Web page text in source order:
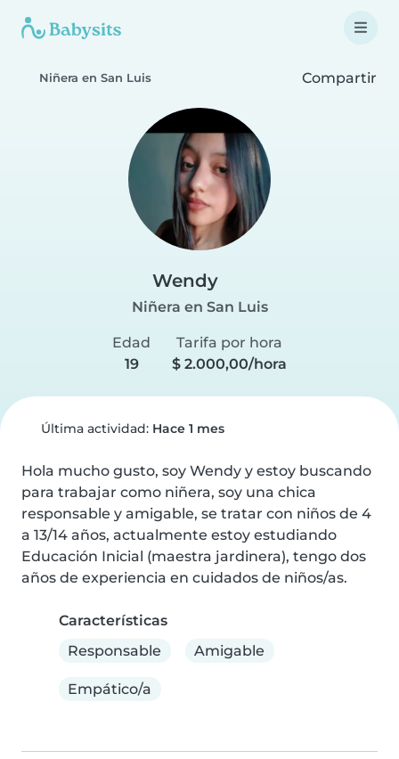
Niñera en San Luis Compartir
Wendy
Niñera en San Luis
Edad
19
Tarifa por hora
$ 2.000,00/hora
Última actividad: Hace 1 mes
Hola mucho gusto, soy Wendy y estoy buscando
para trabajar como niñera, soy una chica
responsable y amigable, se tratar con niños de 4
a 13/14 años, actualmente estoy estudiando
Educación Inicial (maestra jardinera), tengo dos
años de experiencia en cuidados de niños/as.
Características
Responsable
Amigable
Empático/a